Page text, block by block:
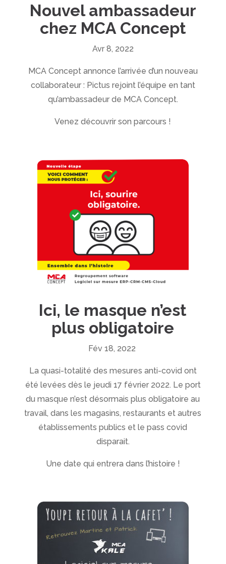
Nouvel ambassadeur
chez MCA Concept
Avr 8, 2022
MCA Concept annonce l’arrivée d’un nouveau
collaborateur : Pictus rejoint l’équipe en tant
qu’ambassadeur de MCA Concept.
Venez découvrir son parcours !
Ici, le masque n’est
plus obligatoire
Fév 18, 2022
La quasi-totalité des mesures anti-covid ont
été levées dès le jeudi 17 février 2022. Le port
du masque n’est désormais plus obligatoire au
travail, dans les magasins, restaurants et autres
établissements publics et le pass covid
disparait.
Une date qui entrera dans l’histoire !